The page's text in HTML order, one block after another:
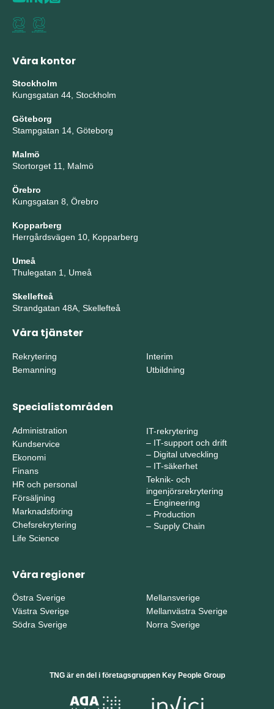
Våra kontor
Stockholm
Kungsgatan 44, Stockholm
Göteborg
Stampgatan 14, Göteborg
Malmö
Stortorget 11, Malmö
Örebro
Kungsgatan 8, Örebro
Kopparberg
Herrgårdsvägen 10, Kopparberg
Umeå
Thulegatan 1, Umeå
Skellefteå
Strandgatan 48A, Skellefteå
Våra tjänster
Rekrytering
Bemanning
Interim
Utbildning
Specialistområden
Administration
Kundservice
Ekonomi
Finans
HR och personal
Försäljning
Marknadsföring
Chefsrekrytering
Life Science
IT-rekrytering
– IT-support och drift
– Digital utveckling
– IT-säkerhet
Teknik- och
ingenjörsrekrytering
– Engineering
– Production
– Supply Chain
Våra regioner
Östra Sverige
Västra Sverige
Södra Sverige
Mellansverige
Mellanvästra Sverige
Norra Sverige
TNG är en del i företagsgruppen Key People Group